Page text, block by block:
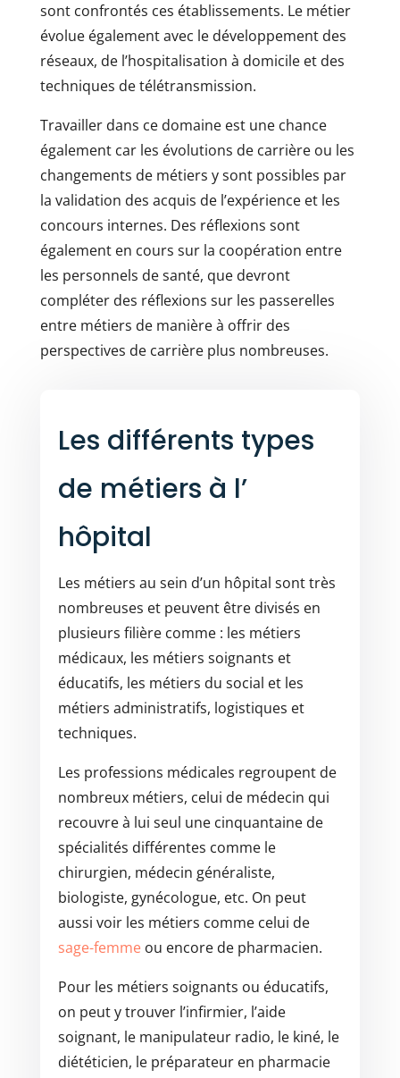
sont confrontés ces établissements. Le métier
évolue également avec le développement des
réseaux, de l’hospitalisation à domicile et des
techniques de télétransmission.
Travailler dans ce domaine est une chance
également car les évolutions de carrière ou les
changements de métiers y sont possibles par
la validation des acquis de l’expérience et les
concours internes. Des réflexions sont
également en cours sur la coopération entre
les personnels de santé, que devront
compléter des réflexions sur les passerelles
entre métiers de manière à offrir des
perspectives de carrière plus nombreuses.
Les différents types
de métiers à l’
hôpital
Les métiers au sein d’un hôpital sont très
nombreuses et peuvent être divisés en
plusieurs filière comme : les métiers
médicaux, les métiers soignants et
éducatifs, les métiers du social et les
métiers administratifs, logistiques et
techniques.
Les professions médicales regroupent de
nombreux métiers, celui de médecin qui
recouvre à lui seul une cinquantaine de
spécialités différentes comme le
chirurgien, médecin généraliste,
biologiste, gynécologue, etc. On peut
aussi voir les métiers comme celui de
sage-femmeou encore de pharmacien.
Pour les métiers soignants ou éducatifs,
on peut y trouver l’infirmier, l’aide
soignant, le manipulateur radio, le kiné, le
diététicien, le préparateur en pharmacie